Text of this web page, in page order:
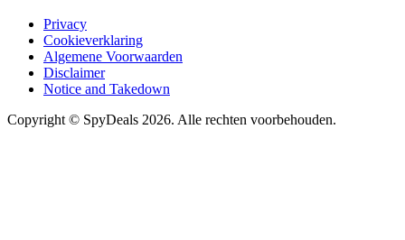
Privacy
Cookieverklaring
Algemene Voorwaarden
Disclaimer
Notice and Takedown
Copyright © SpyDeals 2026. Alle rechten voorbehouden.